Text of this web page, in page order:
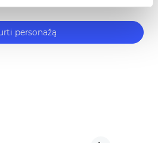
personažą